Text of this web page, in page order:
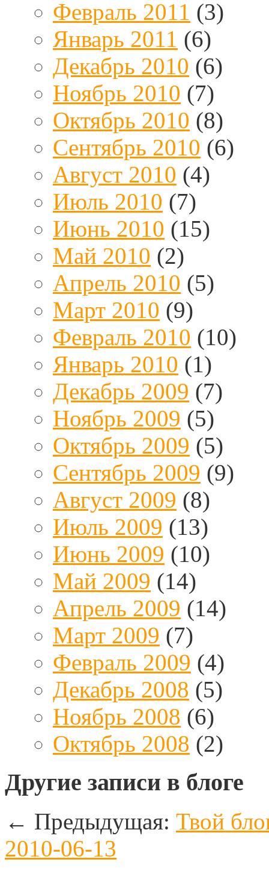
Февраль 2011 (3)
Январь 2011 (6)
Декабрь 2010 (6)
Ноябрь 2010 (7)
Октябрь 2010 (8)
Сентябрь 2010 (6)
Август 2010 (4)
Июль 2010 (7)
Июнь 2010 (15)
Май 2010 (2)
Апрель 2010 (5)
Март 2010 (9)
Февраль 2010 (10)
Январь 2010 (1)
Декабрь 2009 (7)
Ноябрь 2009 (5)
Октябрь 2009 (5)
Сентябрь 2009 (9)
Август 2009 (8)
Июль 2009 (13)
Июнь 2009 (10)
Май 2009 (14)
Апрель 2009 (14)
Март 2009 (7)
Февраль 2009 (4)
Декабрь 2008 (5)
Ноябрь 2008 (6)
Октябрь 2008 (2)
Другие записи в блоге
← Предыдущая: Твой
2010-06-13